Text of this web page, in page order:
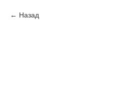
Назад